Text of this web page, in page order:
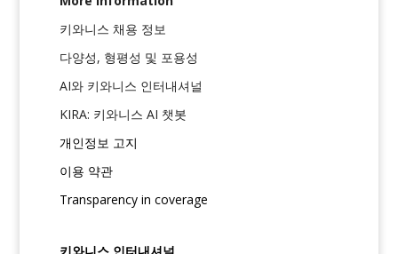
키와니스 채용 정보
다양성, 형평성 및 포용성
AI와 키와니스 인터내셔널
KIRA: 키와니스 AI 챗봇
개인정보 고지
이용 약관
Transparency in coverage